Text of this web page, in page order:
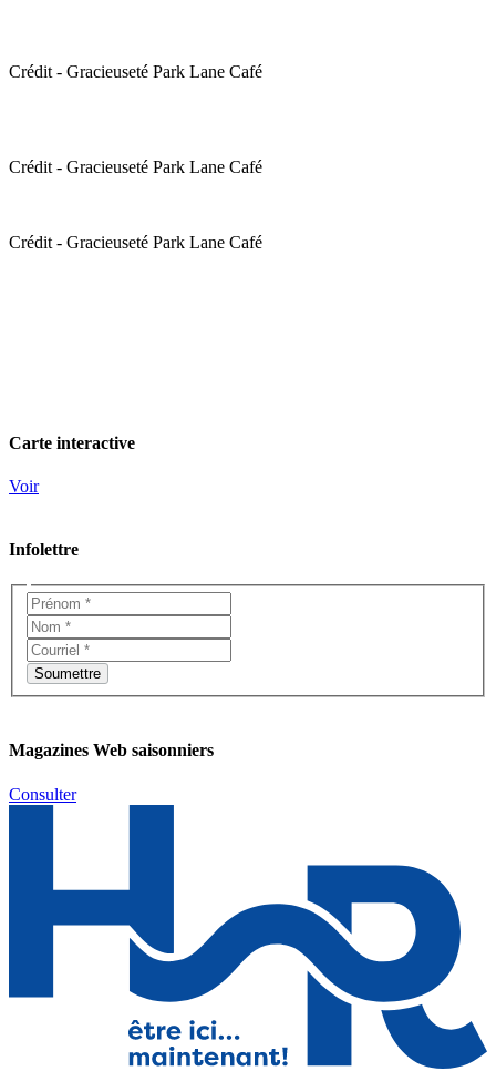
Crédit - Gracieuseté Park Lane Café
Crédit - Gracieuseté Park Lane Café
Crédit - Gracieuseté Park Lane Café
Carte interactive
Voir
Infolettre
Magazines Web saisonniers
Consulter